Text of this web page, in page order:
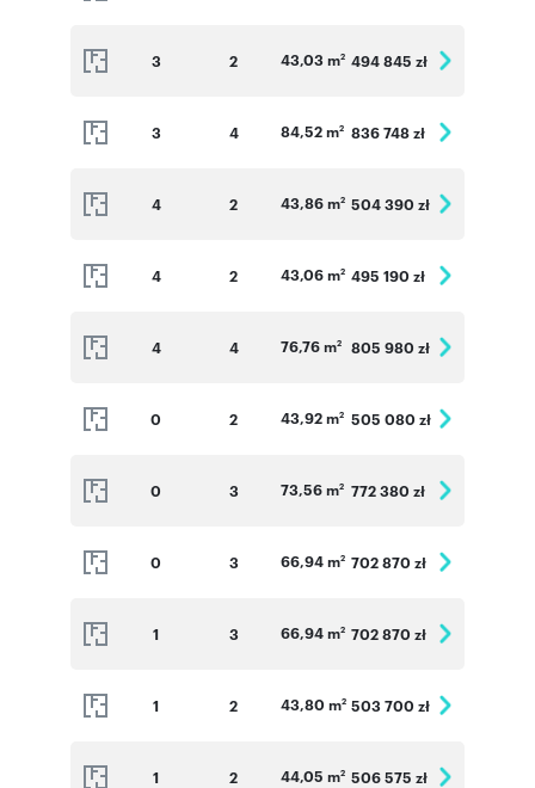
3 2 43,03 m2 494 845 zł
3 4 84,52 m2 836 748 zł
4 2 43,86 m2 504 390 zł
4 2 43,06 m2 495 190 zł
4 4 76,76 m2 805 980 zł
0 2 43,92 m2 505 080 zł
0 3 73,56 m2 772 380 zł
0 3 66,94 m2 702 870 zł
1 3 66,94 m2 702 870 zł
1 2 43,80 m2 503 700 zł
1 2 44,05 m2 506 575 zł